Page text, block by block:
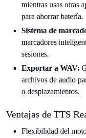
mientras usas otras
para ahorrar batería.
Sistema de
marcadores
sesiones.
Exportar a WAV:
archivos de audio
o desplazamientos.
Ventajas de TTS
Flexibilidad del